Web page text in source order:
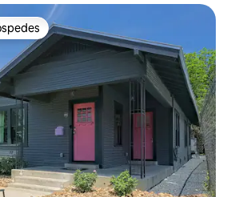
dos hóspedes